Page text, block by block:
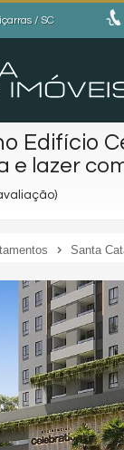
/ SC
Edifício
e lazer
Santa